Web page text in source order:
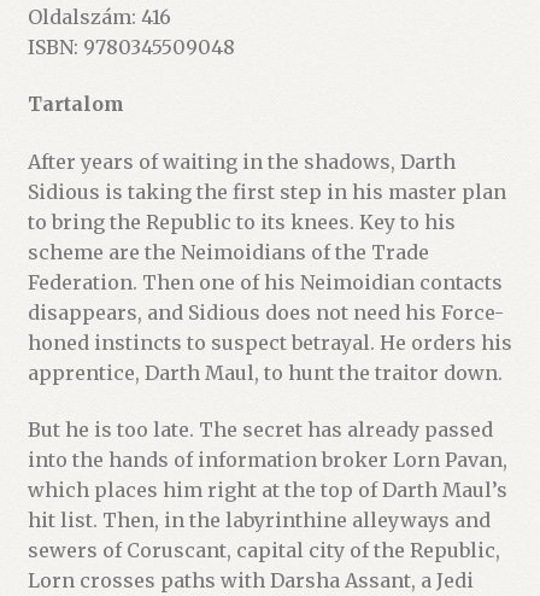
Oldalszám: 416
ISBN: 9780345509048
Tartalom
After years of waiting in the shadows, Darth
Sidious is taking the first step in his master plan
to bring the Republic to its knees. Key to his
scheme are the Neimoidians of the Trade
Federation. Then one of his Neimoidian contacts
disappears, and Sidious does not need his Force-
honed instincts to suspect betrayal. He orders his
apprentice, Darth Maul, to hunt the traitor down.
But he is too late. The secret has already passed
into the hands of information broker Lorn Pavan,
which places him right at the top of Darth Maul’s
hit list. Then, in the labyrinthine alleyways and
sewers of Coruscant, capital city of the Republic,
Lorn crosses paths with Darsha Assant, a Jedi